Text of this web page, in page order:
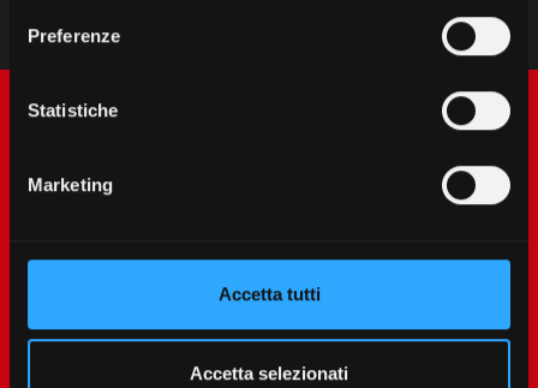
Preferenze
Statistiche
Marketing
Accetta tutti
Accetta selezionati
Products